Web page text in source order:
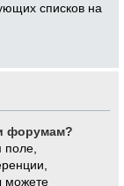
списков на
форумам?
поле,
можете